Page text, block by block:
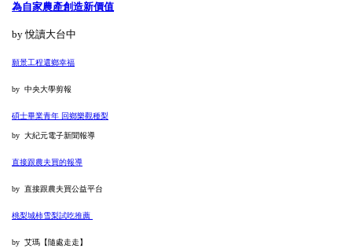
為自家農產創造新價值
by 悅讀大台中
願景工程還鄉幸福
by 中央大學剪報
碩士畢業青年 回鄉樂觀種梨
by 大紀元電子新聞報導
直接跟農夫買的報導
by 直接跟農夫買公益平台
桃梨城柿雪梨試吃推薦
by 艾瑪【隨處走走】